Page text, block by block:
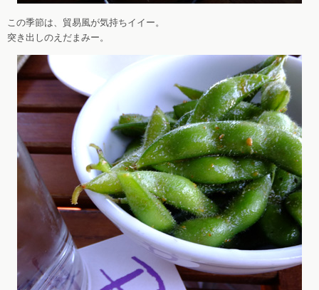
この季節は、貿易風が気持ちイイー。
突き出しのえだまみー。